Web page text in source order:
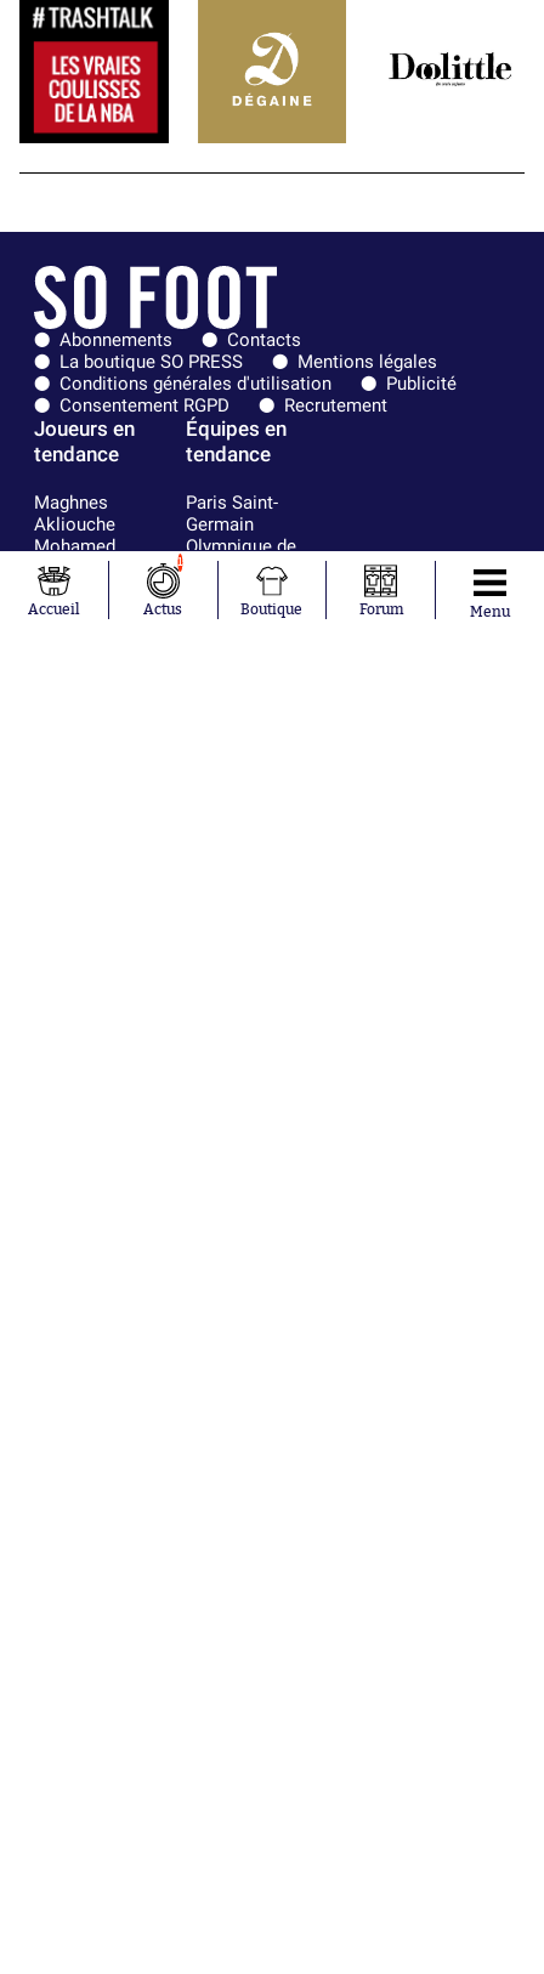
Abonnements
Contacts
La boutique SO PRESS
Mentions légales
Conditions générales d'utilisation
Publicité
Consentement RGPD
Recrutement
Joueurs en
tendance
Maghnes
Akliouche
Mohamed
Salah
Lionel Messi
Ferrán Torres
Équipes en
tendance
Paris Saint-
Germain
Olympique de
Marseille
Real Madrid
Accueil
1
Actus Boutique Forum Menu